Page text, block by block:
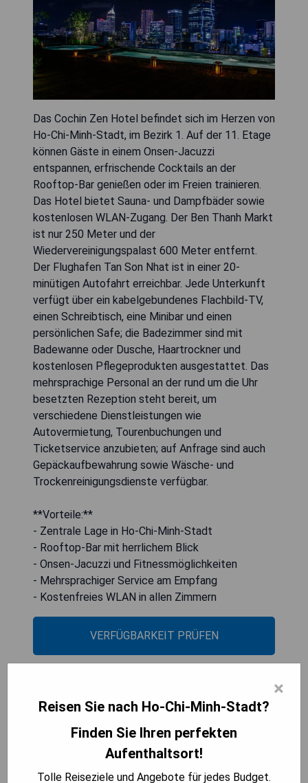
Das Cochin Zen Hotel befindet sich im Herzen von
Ho-Chi-Minh-Stadt, im Bezirk 1. Auf der 11. Etage
können Gäste in einem Onsen-Jacuzzi
entspannen, erfrischende Cocktails an der
Rooftop-Bar genießen oder im Freien trainieren.
Das Hotel bietet Sauna- und Dampfbäder sowie
kostenlosen WLAN-Zugang. Der Ben Thanh Markt
ist nur 250 Meter und der
Wiedervereinigungspalast 600 Meter entfernt.
Der Flughafen Tan Son Nhat ist in einer 20-
minütigen Autofahrt erreichbar. Jede Unterkunft
verfügt über ein kabelgebundenes Flachbild-TV,
einen Schreibtisch, eine Minibar und einen
persönlichen Safe; die Badezimmer sind mit
Badewanne oder Dusche, Haartrockner und
kostenlosen Pflegeprodukten ausgestattet. Das
mehrsprachige Personal an der rund um die Uhr
besetzten Rezeption steht bereit, um
verschiedene Dienstleistungen wie
Autovermietung, Tourenbuchungen und
Ticketservice anzubieten; auf Anfrage sind auch
Gepäckaufbewahrung sowie Wäsche- und
Trockenreinigungsdienste verfügbar.
**Vorteile:**
- Zentrale Lage in Ho-Chi-Minh-Stadt
- Rooftop-Bar mit herrlichem Blick
- Onsen-Jacuzzi und Fitnessmöglichkeiten
- Mehrsprachiger Service am Empfang
- Kostenfreies WLAN in allen Zimmern
VERFÜGBARKEIT PRÜFEN
Cicilia Saigon Hotels & Spa
×
Reisen Sie nach Ho-Chi-Minh-Stadt?
Finden Sie Ihren perfekten
Aufenthaltsort!
Tolle Reiseziele und Angebote für jedes Budget.